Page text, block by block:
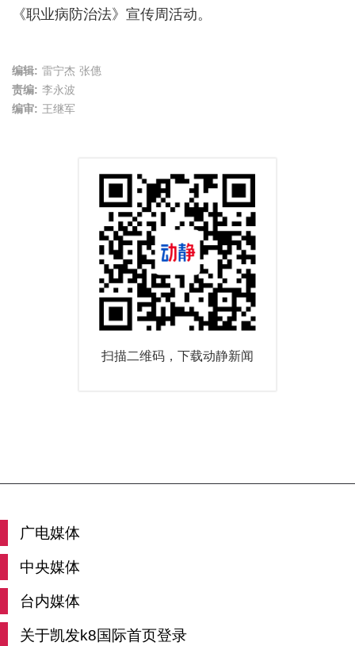
《职业病防治法》宣传周活动。
编辑: 雷宁杰 张僡
责编: 李永波
编审: 王继军
扫描二维码，下载动静新闻
广电媒体
中央媒体
台内媒体
关于凯发k8国际首页登录